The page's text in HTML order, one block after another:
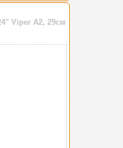
Viper A2, 29см